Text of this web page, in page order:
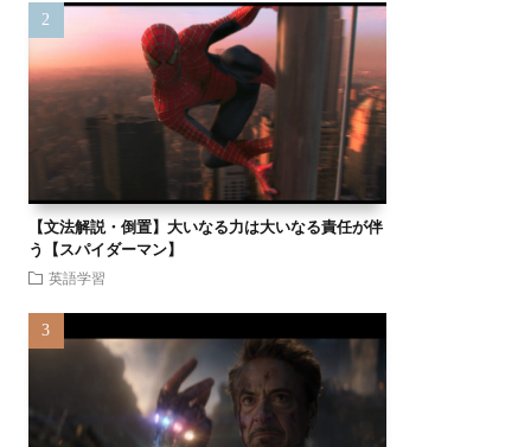
【文法解説・倒置】大いなる力は大いなる責任が伴
う【スパイダーマン】
英語学習